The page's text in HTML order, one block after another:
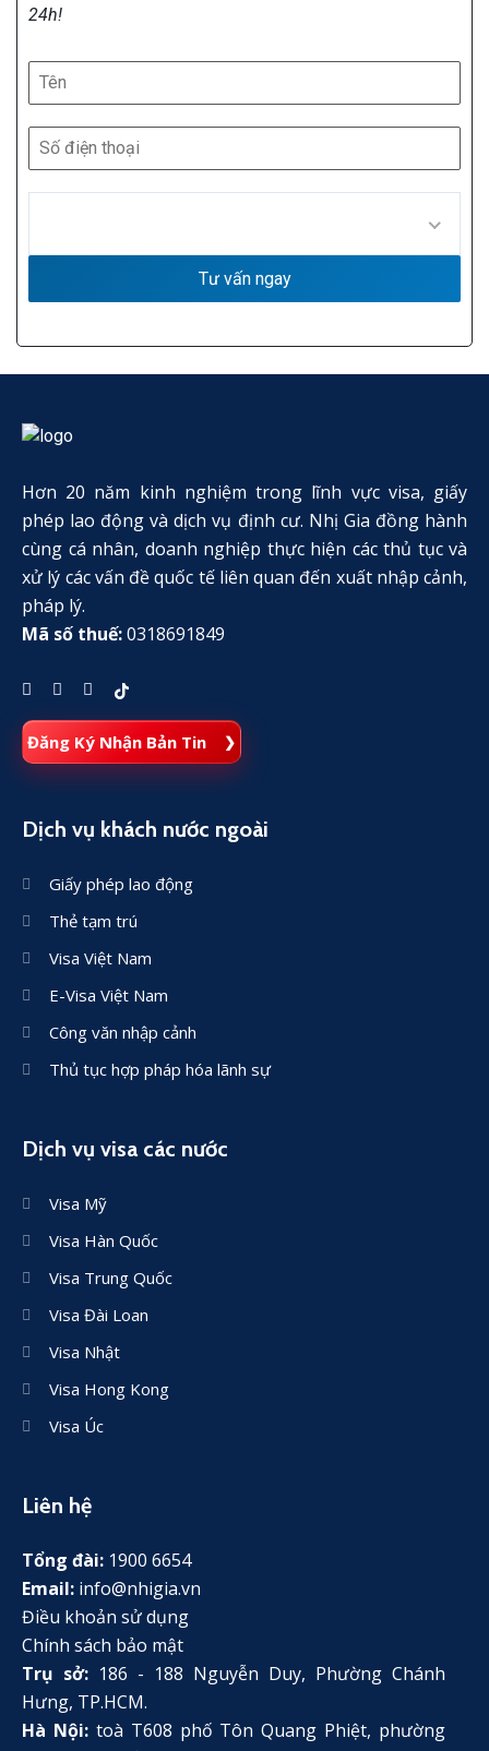
24h!
Tư vấn ngay
Hơn 20 năm kinh nghiệm trong lĩnh vực visa, giấy
phép lao động và dịch vụ định cư. Nhị Gia đồng hành
cùng cá nhân, doanh nghiệp thực hiện các thủ tục và
xử lý các vấn đề quốc tế liên quan đến xuất nhập cảnh,
pháp lý.
Mã số thuế:0318691849
Đăng Ký Nhận Bản Tin
Dịch vụ khách nước ngoài
Giấy phép lao động
Thẻ tạm trú
Visa Việt Nam
E-Visa Việt Nam
Công văn nhập cảnh
Thủ tục hợp pháp hóa lãnh sự
Dịch vụ visa các nước
Visa Mỹ
Visa Hàn Quốc
Visa Trung Quốc
Visa Đài Loan
Visa Nhật
Visa Hong Kong
Visa Úc
Liên hệ
Tổng đài: 1900 6654
Email: info@nhigia.vn
Điều khoản sử dụng
Chính sách bảo mật
Trụ sở: 186 - 188 Nguyễn Duy, Phường Chánh
Hưng, TP.HCM.
Hà Nội:toà T608 phố Tôn Quang Phiệt, phường